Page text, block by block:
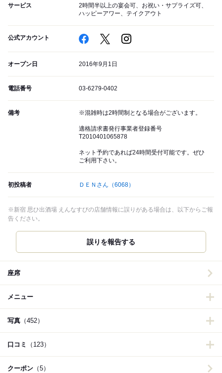
サービス
2時間半以上の宴会可、お祝い・サプライズ可、
ハッピーアワー、テイクアウト
公式アカウント
オープン日 2016年9月1日
電話番号 03-6279-0402
備考 ※混雑時は2時間制となる場合がございます。
適格請求書発行事業者登録番号
T2010401065878
ネット予約であれば24時間受付可能です。ぜひ
ご利用下さい。
初投稿者 ＤＥＮさん （6068）
※新宿 思ひ出酒場 えんなすびの店舗情報に誤りがある場合は、以下からご報
告ください。
誤りを報告する
座席
メニュー
写真 （452）
口コミ （123）
クーポン （5）